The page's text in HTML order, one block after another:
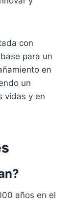
con
para un
en
un
vidas y en
años en el